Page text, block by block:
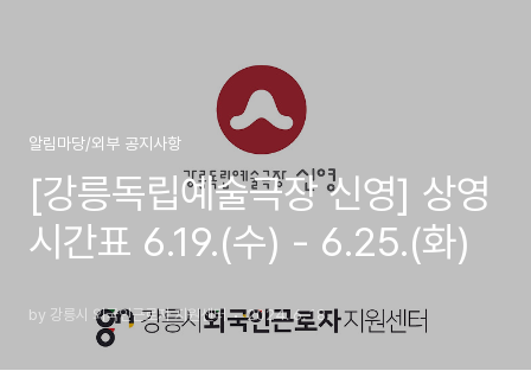
알림마당/외부 공지사항
[강릉독립예술극장 신영] 상영
시간표 6.19.(수) - 6.25.(화)
by 강릉시 외국인근로자 지원센터 2024. 6. 18.